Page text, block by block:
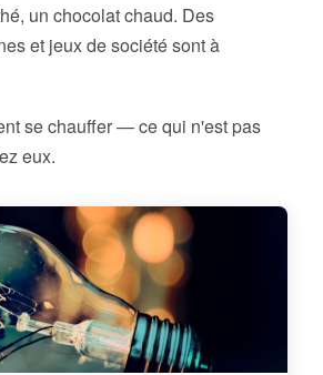
un chocolat chaud. Des
et jeux de société sont à
se chauffer — ce qui n'est pas
eux.